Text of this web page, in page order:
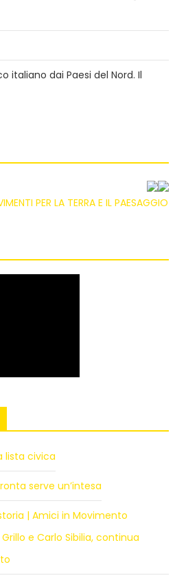
italiano dai Paesi del Nord. Il
lista civica
serve un’intesa
| Amici in Movimento
e Carlo Sibilia, continua